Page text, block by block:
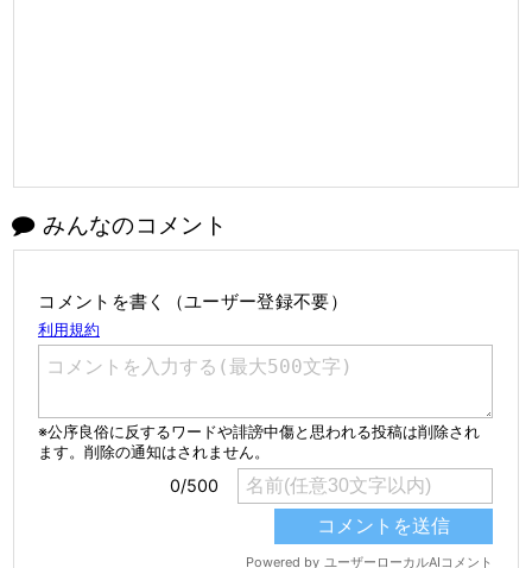
みんなのコメント
コメントを書く（ユーザー登録不要）